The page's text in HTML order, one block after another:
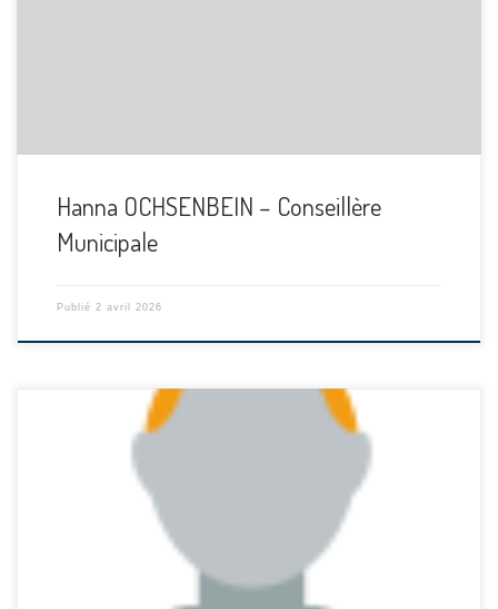
Hanna OCHSENBEIN – Conseillère
Municipale
Publié 2 avril 2026